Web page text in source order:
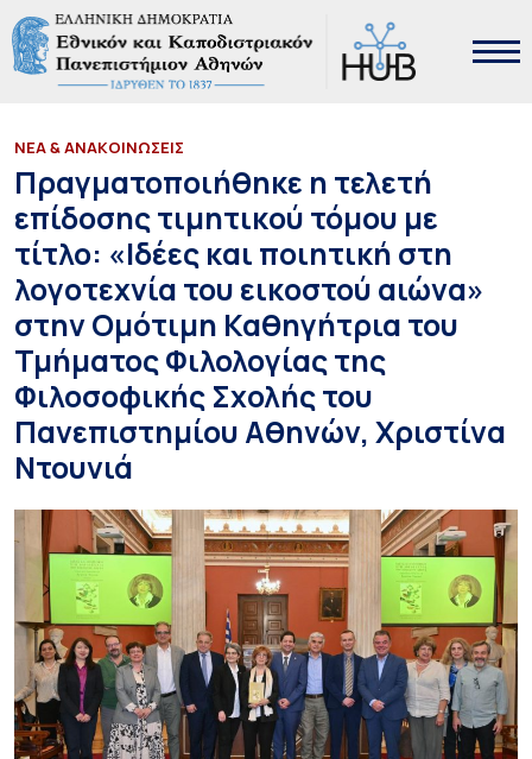
ΝΕΑ & ΑΝΑΚΟΙΝΩΣΕΙΣ
Πραγματοποιήθηκε η τελετή
επίδοσης τιμητικού τόμου με
τίτλο: «Ιδέες και ποιητική στη
λογοτεχνία του εικοστού αιώνα»
στην Ομότιμη Καθηγήτρια του
Τμήματος Φιλολογίας της
Φιλοσοφικής Σχολής του
Πανεπιστημίου Αθηνών, Χριστίνα
Ντουνιά